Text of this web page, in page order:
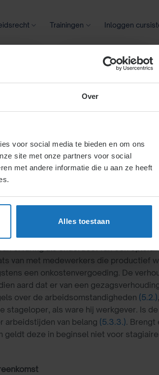
Over
voor social media te bieden en om ons
site met onze partners voor social
met andere informatie die u aan ze heeft
Alles toestaan
Trainingen Inloggen
Zoeken
tevens een arbeidsovereenkomst
ervaring als onderdeel van een
van met medewerkers die productief
een onkostenvergoeding. De
aard dat er van een
over de arbeidsomstandigheden (5.2.)
stageloper, als ware hij werkgever. Is
arbeidstijden van belang (5.3.3.). Brengt
deze in beginsel niet voor